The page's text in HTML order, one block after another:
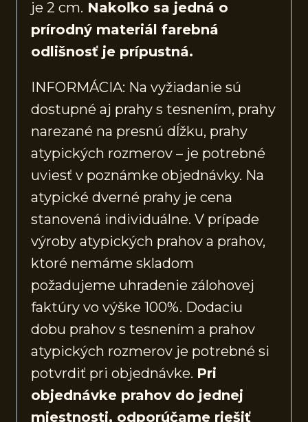
je 2 cm. Nakoľko sa jedná o
prírodný materiál farebná
odlišnosť je prípustná.
INFORMÁCIA: Na vyžiadanie sú
dostupné aj prahy s tesnením, prahy
narezané na presnú dĺžku, prahy
atypických rozmerov – je potrebné
uviesť v poznámke objednávky. Na
atypické dverné prahy je cena
stanovená individuálne. V prípade
výroby atypických prahov a prahov,
ktoré nemáme skladom
požadujeme uhradenie zálohovej
faktúry vo výške 100%. Dodaciu
dobu prahov s tesnením a prahov
atypických rozmerov je potrebné si
potvrdiť pri objednávke. Pri
objednávke prahov do jednej
miestnosti, odporúčame riešiť